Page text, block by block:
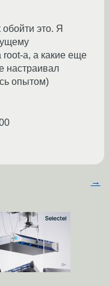
обойти это. Я
root-a, а какие еще
настраивал
опытом)
→